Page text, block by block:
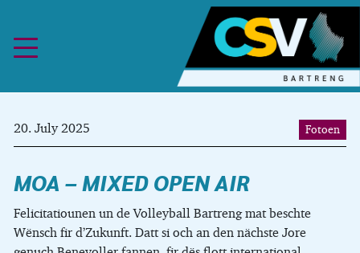
MOA – MIXED OPEN AIR
20. July 2025 Fotoen
Felicitatiounen un de Volleyball Bartreng mat beschte
Wënsch fir d’Zukunft. Datt si och an den nächste Jore